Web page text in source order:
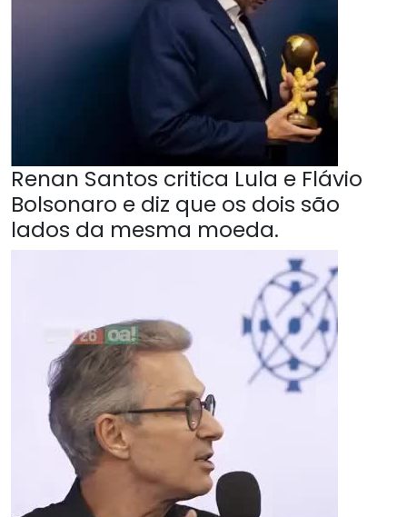
Renan Santos critica Lula e Flávio
Bolsonaro e diz que os dois são
lados da mesma moeda.